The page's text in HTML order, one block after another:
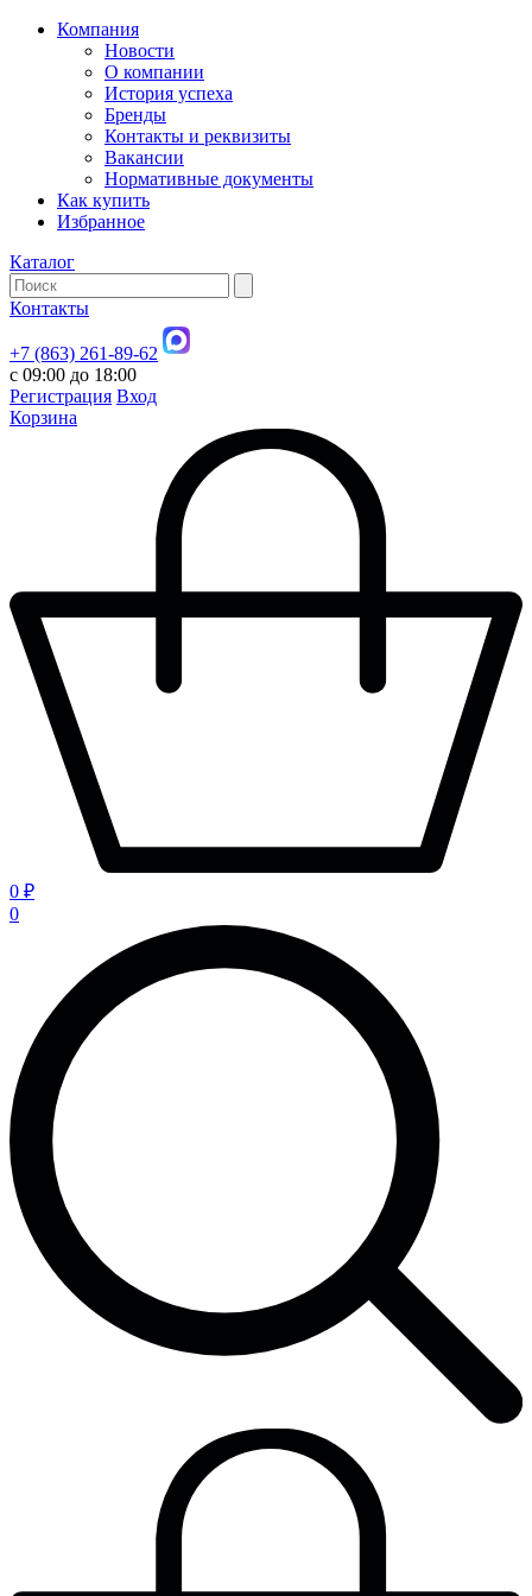
Компания
Новости
О компании
История успеха
Бренды
Контакты и реквизиты
Вакансии
Нормативные документы
Как купить
Избранное
Каталог
Контакты
+7 (863) 261-89-62
с 09:00 до 18:00
Регистрация Вход
Корзина
0 ₽
0